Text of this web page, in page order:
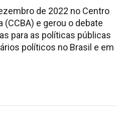
de 2022 no Centro
(CCBA) e gerou o debate
para as políticas públicas
políticos no Brasil e em